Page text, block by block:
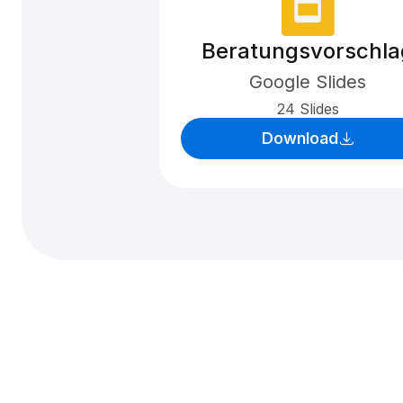
Google Slides
24 Slides
Download